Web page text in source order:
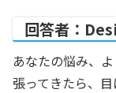
回答者：
あなたの悩み、
張ってきたら、